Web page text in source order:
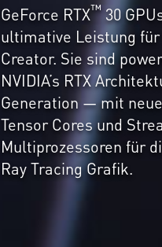
GeForce RTX™30
ultimative Leistung für
Creator. Sie sind
NVIDIA’s RTX
Generation — mit
Tensor Cores und
Multiprozessoren für
Ray Tracing Grafik.